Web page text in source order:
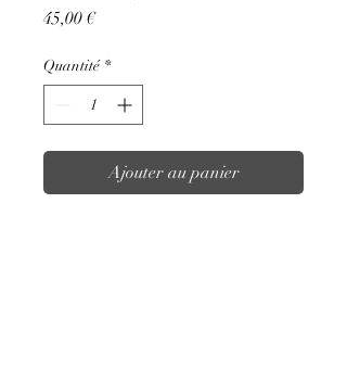
45,00 €Prix
Quantité *
Ajouter au panier